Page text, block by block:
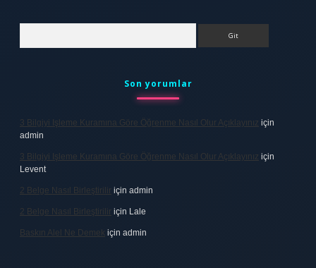
Son yorumlar
3 Bilgiyi Işleme Kuramına Göre Öğrenme Nasıl Olur Açıklayınız için
admin
3 Bilgiyi Işleme Kuramına Göre Öğrenme Nasıl Olur Açıklayınız için
Levent
2 Belge Nasıl Birleştirilir için admin
2 Belge Nasıl Birleştirilir için Lale
Baskın Alel Ne Demek için admin